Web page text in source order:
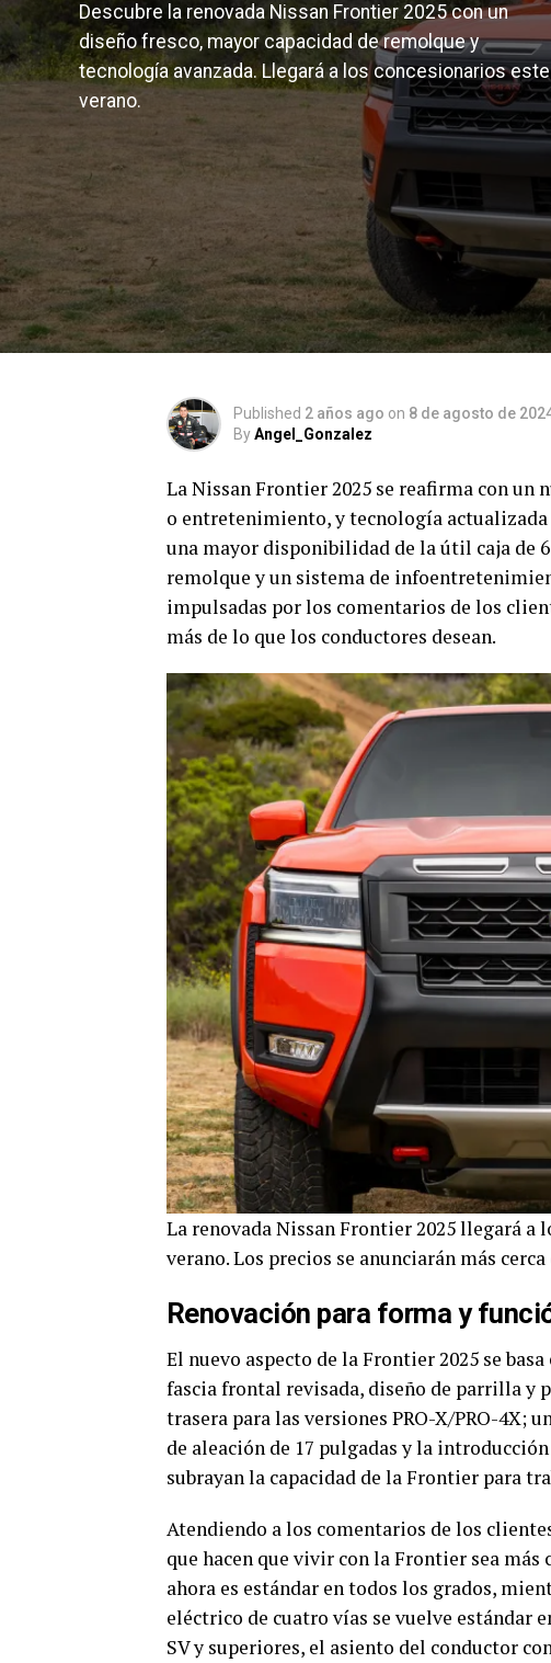
Descubre la renovada Nissan Frontier 2025 con un
diseño fresco, mayor capacidad de remolque y
tecnología avanzada. Llegará a los concesionarios este
verano.
Published 2 años ago on 8 de agosto de
ByAngel_Gonzalez
La Nissan Frontier 2025 se reafirma con
o entretenimiento, y tecnología
una mayor disponibilidad de la útil caja de
remolque y un sistema de
impulsadas por los comentarios de los
más de lo que los conductores desean.
La renovada Nissan Frontier 2025 llegará a
verano. Los precios se anunciarán más
Renovación para forma y
El nuevo aspecto de la Frontier 2025 se
fascia frontal revisada, diseño de parrilla y
trasera para las versiones PRO-X/PRO-4X;
de aleación de 17 pulgadas y la
subrayan la capacidad de la Frontier para
Atendiendo a los comentarios de los
que hacen que vivir con la Frontier sea
ahora es estándar en todos los grados,
eléctrico de cuatro vías se vuelve estándar
SV y superiores, el asiento del conductor